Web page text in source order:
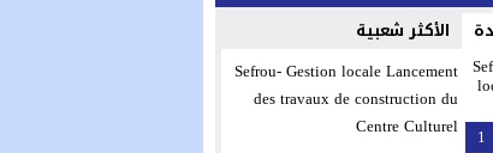
الأكثر شعبية
1
Sefrou- Gestion locale Lancement
des travaux de construction du
Centre Culturel